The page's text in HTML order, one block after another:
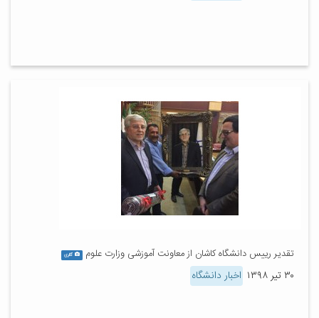
تقدیر رییس دانشگاه کاشان از معاونت آموزشی وزارت علوم گالری
۳۰ تیر ۱۳۹۸ اخبار دانشگاه